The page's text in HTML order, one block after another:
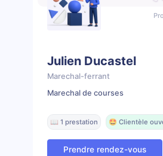
Julien Ducastel
Marechal-ferrant
Marechal de courses
📖 1 prestation 🤩 Clientèle
Prendre rendez-vous